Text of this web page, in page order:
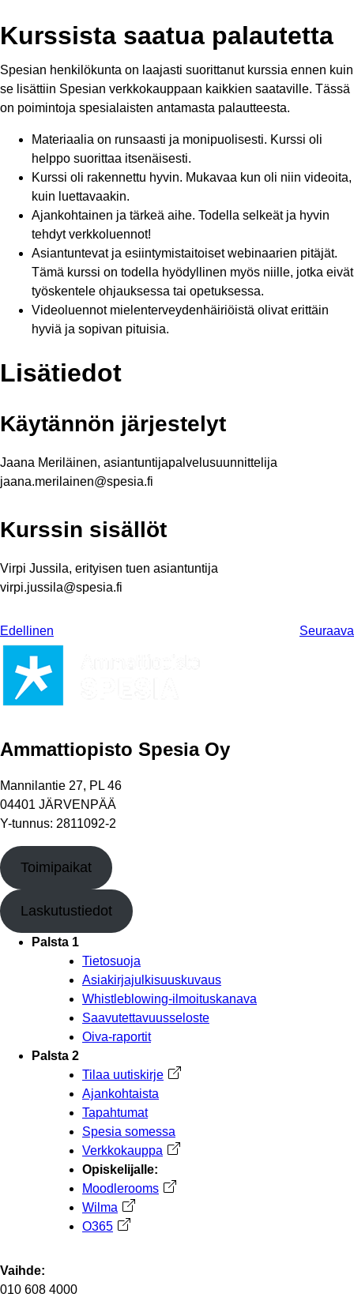
Kurssista saatua palautetta
Spesian henkilökunta on laajasti suorittanut kurssia ennen kuin
se lisättiin Spesian verkkokauppaan kaikkien saataville. Tässä
on poimintoja spesialaisten antamasta palautteesta.
Materiaalia on runsaasti ja monipuolisesti. Kurssi oli
helppo suorittaa itsenäisesti.
Kurssi oli rakennettu hyvin. Mukavaa kun oli niin videoita,
kuin luettavaakin.
Ajankohtainen ja tärkeä aihe. Todella selkeät ja hyvin
tehdyt verkkoluennot!
Asiantuntevat ja esiintymistaitoiset webinaarien pitäjät.
Tämä kurssi on todella hyödyllinen myös niille, jotka eivät
työskentele ohjauksessa tai opetuksessa.
Videoluennot mielenterveydenhäiriöistä olivat erittäin
hyviä ja sopivan pituisia.
Lisätiedot
Käytännön järjestelyt
Jaana Meriläinen, asiantuntijapalvelusuunnittelija
jaana.merilainen@spesia.fi
Kurssin sisällöt
Virpi Jussila, erityisen tuen asiantuntija
virpi.jussila@spesia.fi
Edellinen Seuraava
Ammattiopisto Spesia Oy
Mannilantie 27, PL 46
04401 JÄRVENPÄÄ
Y-tunnus: 2811092-2
Toimipaikat
Laskutustiedot
Palsta 1
Tietosuoja
Asiakirjajulkisuuskuvaus
Whistleblowing-ilmoituskanava
Saavutettavuusseloste
Oiva-raportit
Palsta 2
Tilaa uutiskirje Avautuu uuteen välilehteen
Ajankohtaista
Tapahtumat
Spesia somessa
Verkkokauppa Avautuu uuteen välilehteen
Opiskelijalle:
Moodlerooms Avautuu uuteen välilehteen
Wilma Avautuu uuteen välilehteen
O365 Avautuu uuteen välilehteen
Vaihde:
010 608 4000